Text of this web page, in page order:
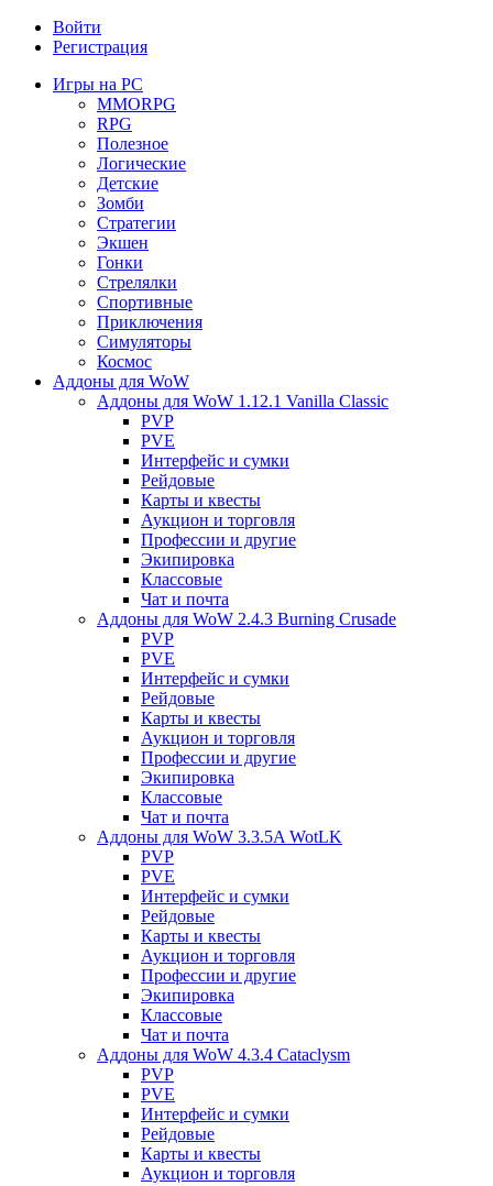
Войти
Регистрация
Игры на PC
MMORPG
RPG
Полезное
Логические
Детские
Зомби
Стратегии
Экшен
Гонки
Стрелялки
Спортивные
Приключения
Симуляторы
Космос
Аддоны для WoW
Аддоны для WoW 1.12.1 Vanilla Classic
PVP
PVE
Интерфейс и сумки
Рейдовые
Карты и квесты
Аукцион и торговля
Профессии и другие
Экипировка
Классовые
Чат и почта
Аддоны для WoW 2.4.3 Burning Crusade
PVP
PVE
Интерфейс и сумки
Рейдовые
Карты и квесты
Аукцион и торговля
Профессии и другие
Экипировка
Классовые
Чат и почта
Аддоны для WoW 3.3.5A WotLK
PVP
PVE
Интерфейс и сумки
Рейдовые
Карты и квесты
Аукцион и торговля
Профессии и другие
Экипировка
Классовые
Чат и почта
Аддоны для WoW 4.3.4 Cataclysm
PVP
PVE
Интерфейс и сумки
Рейдовые
Карты и квесты
Аукцион и торговля